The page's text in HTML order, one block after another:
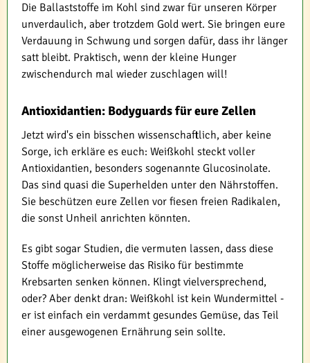
Die Ballaststoffe im Kohl sind zwar für unseren Körper
unverdaulich, aber trotzdem Gold wert. Sie bringen eure
Verdauung in Schwung und sorgen dafür, dass ihr länger
satt bleibt. Praktisch, wenn der kleine Hunger
zwischendurch mal wieder zuschlagen will!
Antioxidantien: Bodyguards für eure Zellen
Jetzt wird's ein bisschen wissenschaftlich, aber keine
Sorge, ich erkläre es euch: Weißkohl steckt voller
Antioxidantien, besonders sogenannte Glucosinolate.
Das sind quasi die Superhelden unter den Nährstoffen.
Sie beschützen eure Zellen vor fiesen freien Radikalen,
die sonst Unheil anrichten könnten.
Es gibt sogar Studien, die vermuten lassen, dass diese
Stoffe möglicherweise das Risiko für bestimmte
Krebsarten senken können. Klingt vielversprechend,
oder? Aber denkt dran: Weißkohl ist kein Wundermittel -
er ist einfach ein verdammt gesundes Gemüse, das Teil
einer ausgewogenen Ernährung sein sollte.